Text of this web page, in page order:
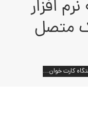
افزار
متصل
کارت خوان…